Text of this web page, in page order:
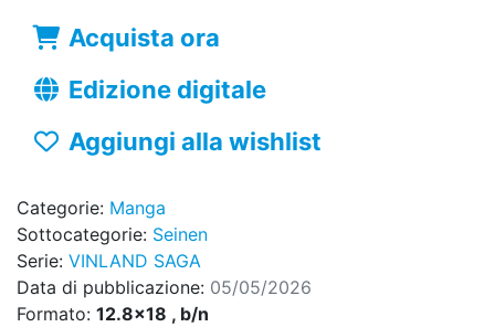
Acquista ora
Edizione digitale
Aggiungi alla wishlist
Categorie: Manga
Sottocategorie: Seinen
Serie: VINLAND SAGA
Data di pubblicazione: 05/05/2026
Formato: 12.8x18 , b/n